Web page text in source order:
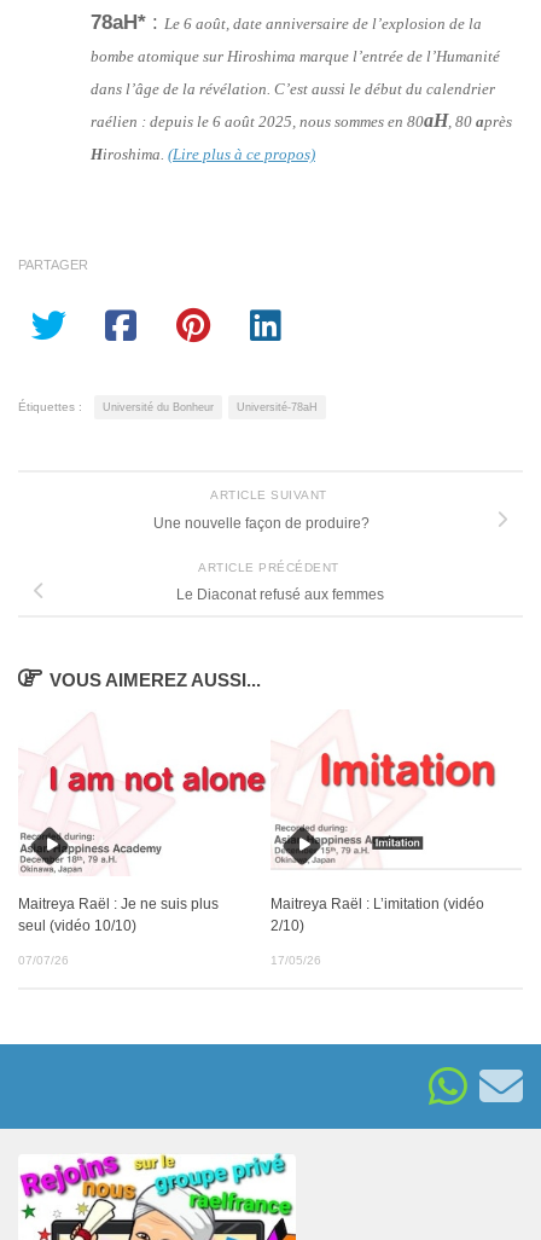
78aH* : Le 6 août, date anniversaire de l’explosion de la
bombe atomique sur Hiroshima marque l’entrée de l’Humanité
dans l’âge de la révélation. C’est aussi le début du calendrier
raélien : depuis le 6 août 2025, nous sommes en 80aH, 80 après
Hiroshima. (Lire plus à ce propos)
PARTAGER
Étiquettes : Université du Bonheur Université-78aH
ARTICLE SUIVANT
Une nouvelle façon de produire?
ARTICLE PRÉCÉDENT
Le Diaconat refusé aux femmes
VOUS AIMEREZ AUSSI...
Maitreya Raël : Je ne suis plus
seul (vidéo 10/10)
07/07/26
Maitreya Raël : L’imitation (vidéo
2/10)
17/05/26